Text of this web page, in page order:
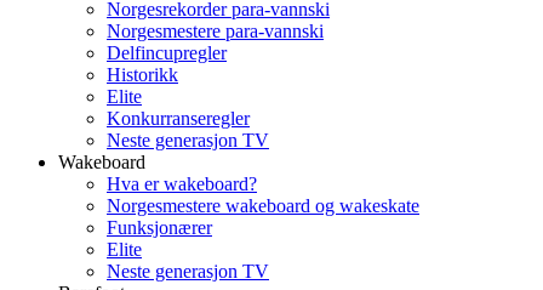
Norgesrekorder para-vannski
Norgesmestere para-vannski
Delfincupregler
Historikk
Elite
Konkurranseregler
Neste generasjon TV
Wakeboard
Hva er wakeboard?
Norgesmestere wakeboard og wakeskate
Funksjonærer
Elite
Neste generasjon TV